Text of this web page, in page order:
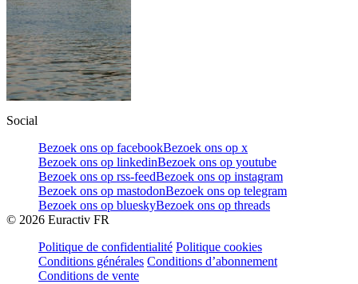
Social
Bezoek ons op facebookBezoek ons op x
Bezoek ons op linkedinBezoek ons op youtube
Bezoek ons op rss-feedBezoek ons op instagram
Bezoek ons op mastodonBezoek ons op telegram
Bezoek ons op blueskyBezoek ons op threads
© 2026 Euractiv FR
Politique de confidentialité Politique cookies
Conditions générales Conditions d’abonnement
Conditions de vente